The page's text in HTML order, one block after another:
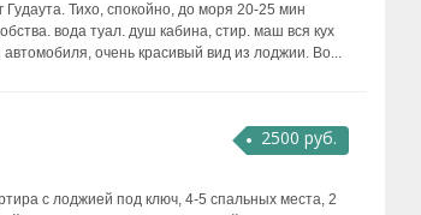
Тихо, спокойно, до моря 20-25 мин
вода туал. душ кабина, стир. маш вся кух
очень красивый вид из лоджии. Во...
2500 руб.
с лоджией под ключ, 4-5 спальных места, 2